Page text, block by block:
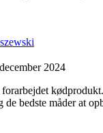
2024
de bedste måder at